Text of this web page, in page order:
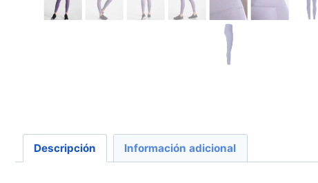
Descripción Información adicional